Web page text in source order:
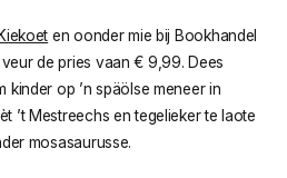
en oonder mie bij Bookhandel
de pries vaan € 9,99. Dees
kinder op ’n späölse meneer in
’t Mestreechs en tegelieker te laote
mosasaurusse.